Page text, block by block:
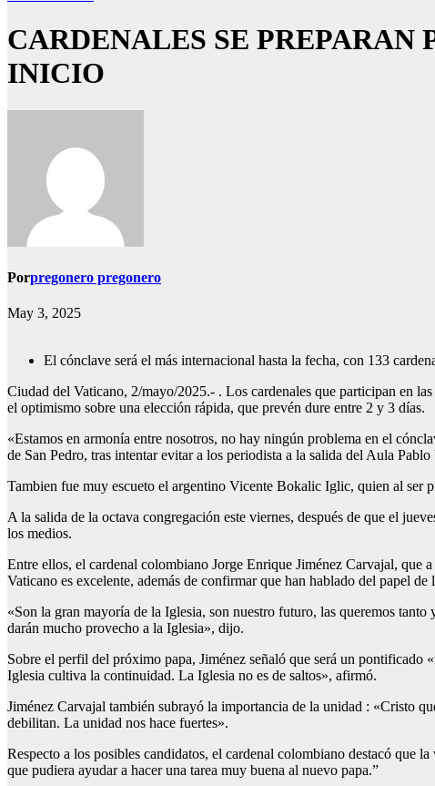
CARDENALES SE PREPARAN
INICIO
Porpregonero pregonero
May 3, 2025
El cónclave será el más internacional hasta la fecha, con 133
Ciudad del Vaticano, 2/mayo/2025.- . Los cardenales que participan en
el optimismo sobre una elección rápida, que prevén dure entre 2 y 3 días.
«Estamos en armonía entre nosotros, no hay ningún problema en el
de San Pedro, tras intentar evitar a los periodista a la salida del Aula
Tambien fue muy escueto el argentino Vicente Bokalic Iglic, quien al ser
A la salida de la octava congregación este viernes, después de que el
los medios.
Entre ellos, el cardenal colombiano Jorge Enrique Jiménez Carvajal, que
Vaticano es excelente, además de confirmar que han hablado del papel de
«Son la gran mayoría de la Iglesia, son nuestro futuro, las queremos
darán mucho provecho a la Iglesia», dijo.
Sobre el perfil del próximo papa, Jiménez señaló que será un
Iglesia cultiva la continuidad. La Iglesia no es de saltos», afirmó.
Jiménez Carvajal también subrayó la importancia de la unidad : «Cristo
debilitan. La unidad nos hace fuertes».
Respecto a los posibles candidatos, el cardenal colombiano destacó que
que pudiera ayudar a hacer una tarea muy buena al nuevo papa.”